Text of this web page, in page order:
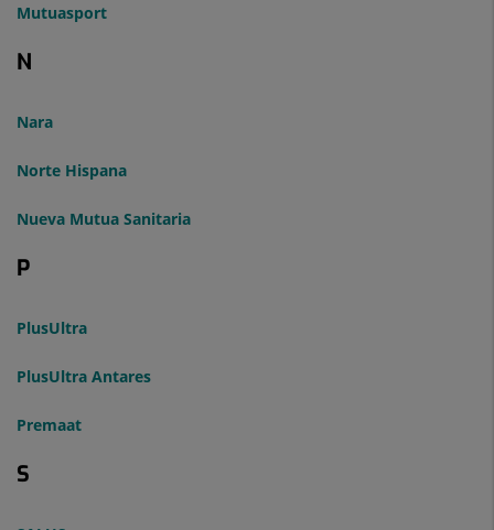
Mutuasport
N
Nara
Norte Hispana
Nueva Mutua Sanitaria
P
PlusUltra
PlusUltra Antares
Premaat
S